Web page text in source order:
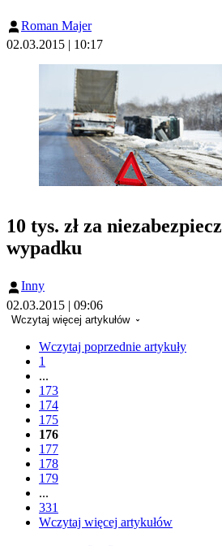
Roman Majer
02.03.2015 | 10:17
10 tys. zł za
wypadku
Inny
02.03.2015 | 09:06
Wczytaj więcej artykułów
Wczytaj poprzednie artykuły
1
...
173
174
175
176
177
178
179
...
331
Wczytaj więcej artykułów